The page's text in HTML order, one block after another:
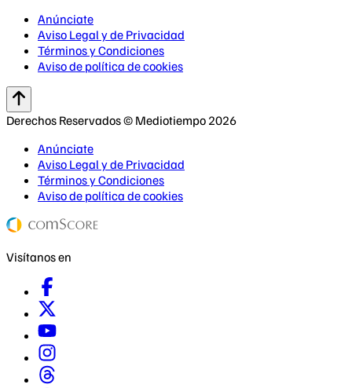
Anúnciate
Aviso Legal y de Privacidad
Términos y Condiciones
Aviso de política de cookies
Derechos Reservados © Mediotiempo 2026
Anúnciate
Aviso Legal y de Privacidad
Términos y Condiciones
Aviso de política de cookies
Visítanos en